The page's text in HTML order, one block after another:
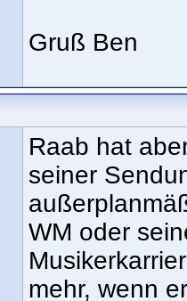
Gruß Ben
Raab hat
seiner
WM oder
mehr, wenn